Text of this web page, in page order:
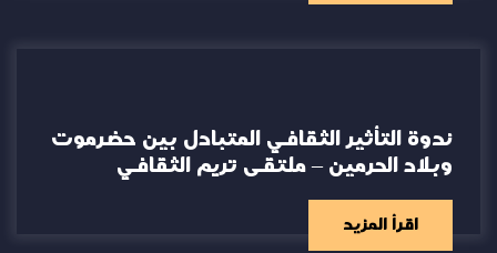
ندوة التأثير الثقافي المتبادل بين حضرموت
وبلاد الحرمين – ملتقى تريم الثقافي
اقرأ المزيد